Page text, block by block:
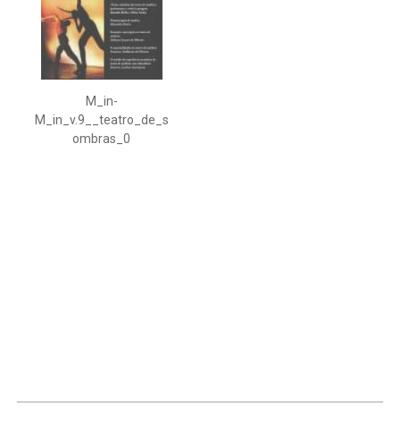
M_in-
M_in_v.9__teatro_de_s
ombras_0